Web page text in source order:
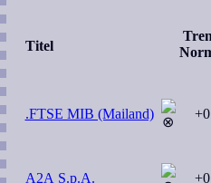
Titel
.FTSE MIB (Mailand)
A2A S.p.A.